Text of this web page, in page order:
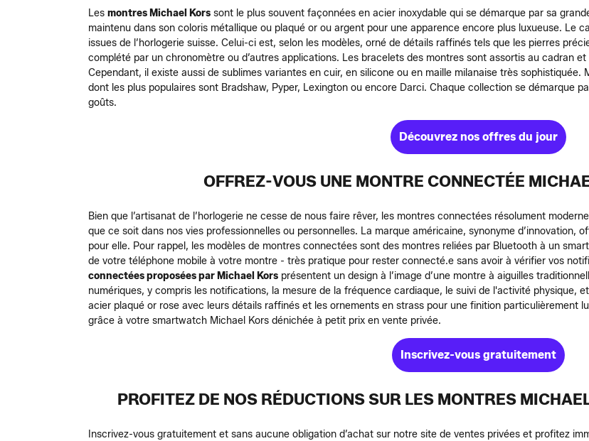
Les montres Michael Kors sont le plus souvent façonnées en acier inoxydable qui se démarque par sa
maintenu dans son coloris métallique ou plaqué or ou argent pour une apparence encore plus luxueuse. Le
issues de l’horlogerie suisse. Celui-ci est, selon les modèles, orné de détails raffinés tels que les pierres
complété par un chronomètre ou d’autres applications. Les bracelets des montres sont assortis au cadran
Cependant, il existe aussi de sublimes variantes en cuir, en silicone ou en maille milanaise très sophistiquée.
dont les plus populaires sont Bradshaw, Pyper, Lexington ou encore Darci. Chaque collection se démarque
goûts.
Découvrez nos offres du jour
OFFREZ-VOUS UNE MONTRE CONNECTÉE
Bien que l’artisanat de l’horlogerie ne cesse de nous faire rêver, les montres connectées résolument
que ce soit dans nos vies professionnelles ou personnelles. La marque américaine, synonyme
pour elle. Pour rappel, les modèles de montres connectées sont des montres reliées par Bluetooth à un
de votre téléphone mobile à votre montre - très pratique pour rester connecté.e sans avoir à vérifier vos
connectées proposées par Michael Kors présentent un design à l’image d’une montre à aiguilles
numériques, y compris les notifications, la mesure de la fréquence cardiaque, le suivi de l'activité physique,
acier plaqué or rose avec leurs détails raffinés et les ornements en strass pour une finition particulièrement
grâce à votre smartwatch Michael Kors dénichée à petit prix en vente privée.
Inscrivez-vous gratuitement
PROFITEZ DE NOS RÉDUCTIONS SUR LES MONTRES
Inscrivez-vous gratuitement et sans aucune obligation d’achat sur notre site de ventes privées et profitez